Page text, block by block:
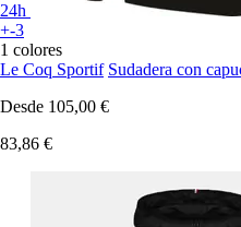
24h
+-3
1 colores
Le Coq Sportif Sudadera con
Desde 105,00 €
83,86 €